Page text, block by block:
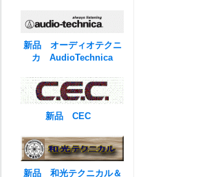
新品 オーディオテクニ
カ AudioTechnica
新品 CEC
新品 和光テクニカル＆